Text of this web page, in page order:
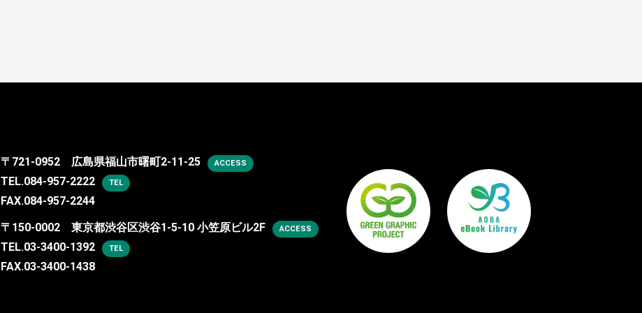
〒721-0952 広島県福山市曙町2-11-25 ACCESS
TEL.084-957-2222 TEL
FAX.084-957-2244
〒150-0002 東京都渋谷区渋谷1-5-10 小笠原ビル2F ACCESS
TEL.03-3400-1392 TEL
FAX.03-3400-1438